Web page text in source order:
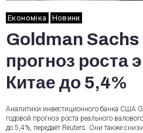
Економіка Новини
Goldman Sachs
прогноз роста
Китае до 5,4%
Аналитики инвестиционного банка США
годовой прогноз роста реального
до 5,4%, передаёт Reuters. Они также